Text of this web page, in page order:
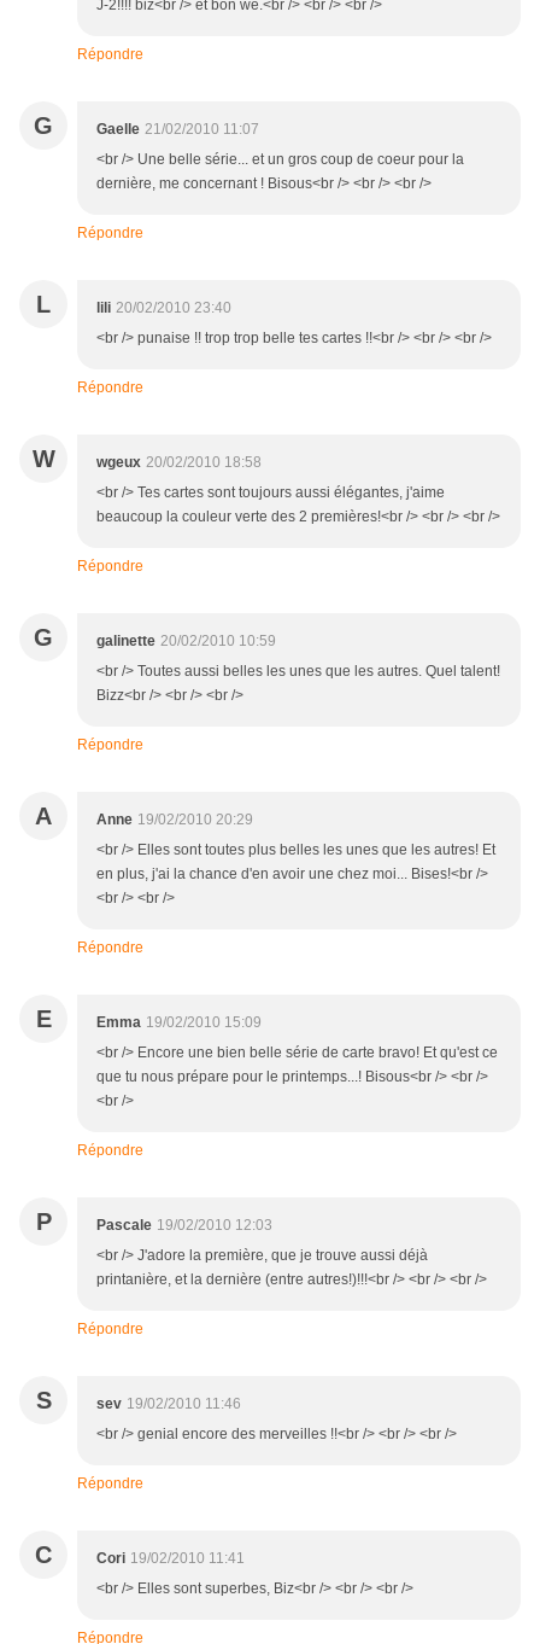
J-2!!!! biz<br /> et bon we.<br /> <br /> <br />
Répondre
G Gaelle 21/02/2010 11:07
<br /> Une belle série... et un gros coup de coeur pour la
dernière, me concernant ! Bisous<br /> <br /> <br />
Répondre
L lili 20/02/2010 23:40
<br /> punaise !! trop trop belle tes cartes !!<br /> <br /> <br />
Répondre
W wgeux 20/02/2010 18:58
<br /> Tes cartes sont toujours aussi élégantes, j'aime
beaucoup la couleur verte des 2 premières!<br /> <br /> <br />
Répondre
G galinette 20/02/2010 10:59
<br /> Toutes aussi belles les unes que les autres. Quel talent!
Bizz<br /> <br /> <br />
Répondre
A Anne 19/02/2010 20:29
<br /> Elles sont toutes plus belles les unes que les autres! Et
en plus, j'ai la chance d'en avoir une chez moi... Bises!<br />
<br /> <br />
Répondre
E Emma 19/02/2010 15:09
<br /> Encore une bien belle série de carte bravo! Et qu'est ce
que tu nous prépare pour le printemps...! Bisous<br /> <br />
<br />
Répondre
P Pascale 19/02/2010 12:03
<br /> J'adore la première, que je trouve aussi déjà
printanière, et la dernière (entre autres!)!!!<br /> <br /> <br />
Répondre
S sev 19/02/2010 11:46
<br /> genial encore des merveilles !!<br /> <br /> <br />
Répondre
C Cori 19/02/2010 11:41
<br /> Elles sont superbes, Biz<br /> <br /> <br />
Répondre